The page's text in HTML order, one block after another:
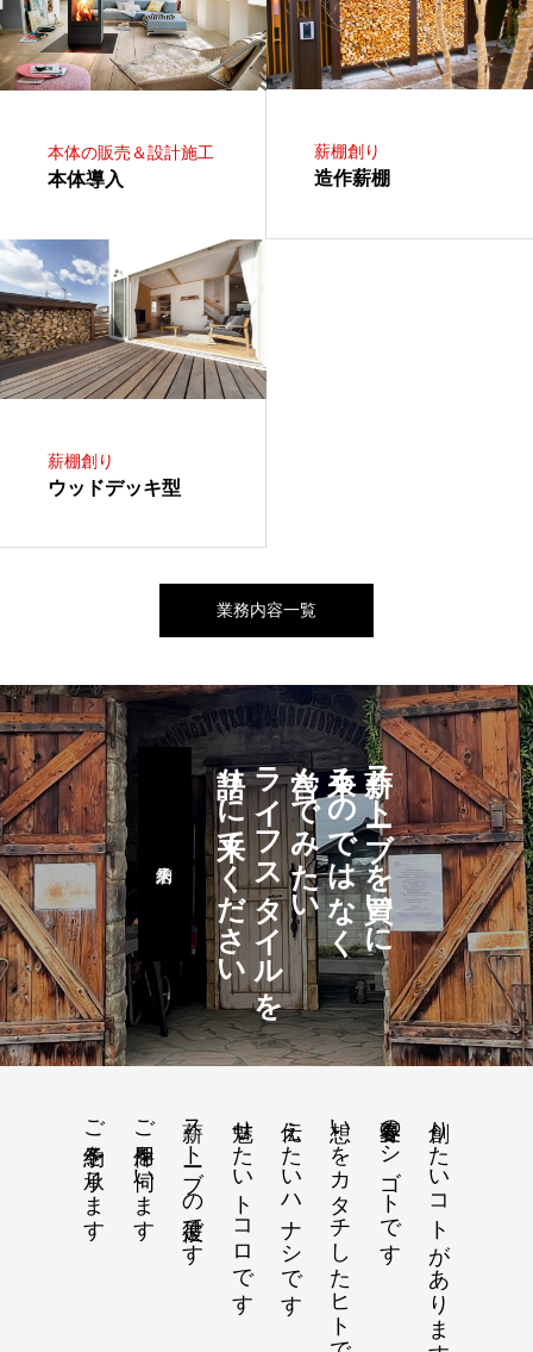
本体の販売＆設計施工
本体導入
薪棚創り
造作薪棚
薪棚創り
ウッドデッキ型
業務内容一覧
薪ストーブを買いに
来るのではなく
営んでみたい
ライフスタイルを
語りに来てください
創りたいコトがあります
春夏冬のシゴトです
想いをカタチしたヒトです
伝えたいハナシです
魅せたいトコロです
薪ストーブの彼是です
ご用件を伺います
ご予約を承ります